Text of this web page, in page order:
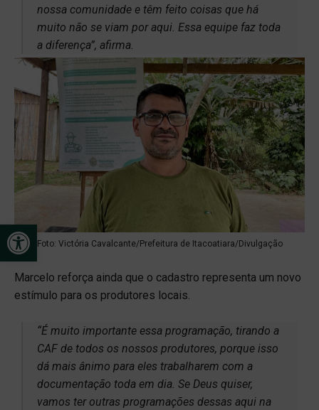
Open toolbar
nossa comunidade e têm feito coisas que há
muito não se viam por aqui. Essa equipe faz toda
a diferença”, afirma.
Foto: Victória Cavalcante/Prefeitura de Itacoatiara/Divulgação
Marcelo reforça ainda que o cadastro representa um novo
estímulo para os produtores locais.
“É muito importante essa programação, tirando a
CAF de todos os nossos produtores, porque isso
dá mais ânimo para eles trabalharem com a
documentação toda em dia. Se Deus quiser,
vamos ter outras programações dessas aqui na